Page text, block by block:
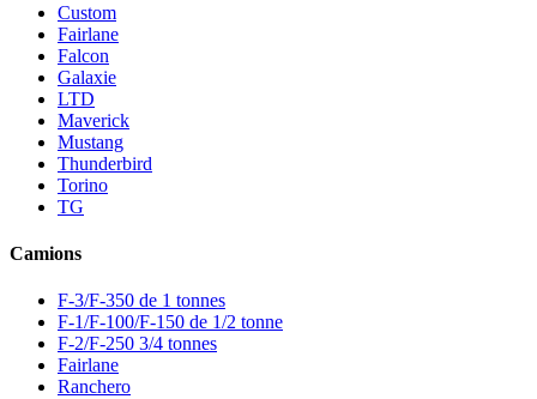
Custom
Fairlane
Falcon
Galaxie
LTD
Maverick
Mustang
Thunderbird
Torino
TG
Camions
F-3/F-350 de 1 tonnes
F-1/F-100/F-150 de 1/2 tonne
F-2/F-250 3/4 tonnes
Fairlane
Ranchero